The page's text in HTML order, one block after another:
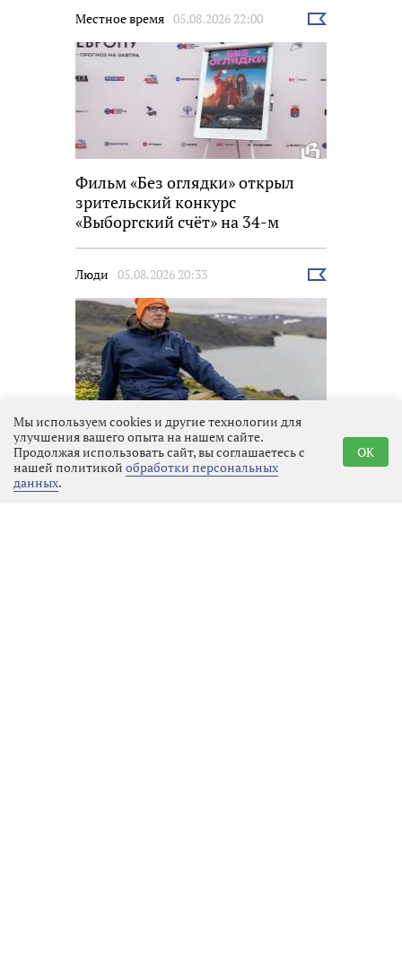
Местное время 05.08.2026 22:00
Выбрать
Фильм «Без оглядки» открыл
зрительский конкурс
«Выборгский счёт» на 34-м
Люди 05.08.2026 20:33
Выбрать
Выборгский писатель и
исследователь Владимир
Привалов претендует на награду
Мы используем cookies и другие технологии для
улучшения вашего опыта на нашем сайте.
Продолжая использовать сайт, вы соглашаетесь с
нашей политикой обработки персональных
данных.
OK